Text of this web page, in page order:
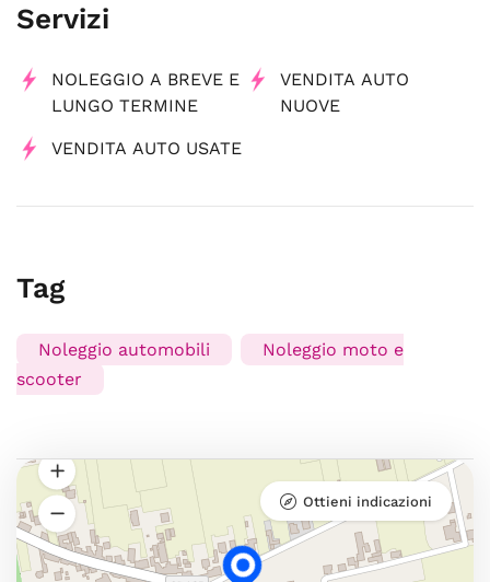
Servizi
NOLEGGIO A BREVE E
LUNGO TERMINE
VENDITA AUTO
NUOVE
VENDITA AUTO USATE
Tag
Noleggio automobili
Noleggio moto e
scooter
Ottieni indicazioni